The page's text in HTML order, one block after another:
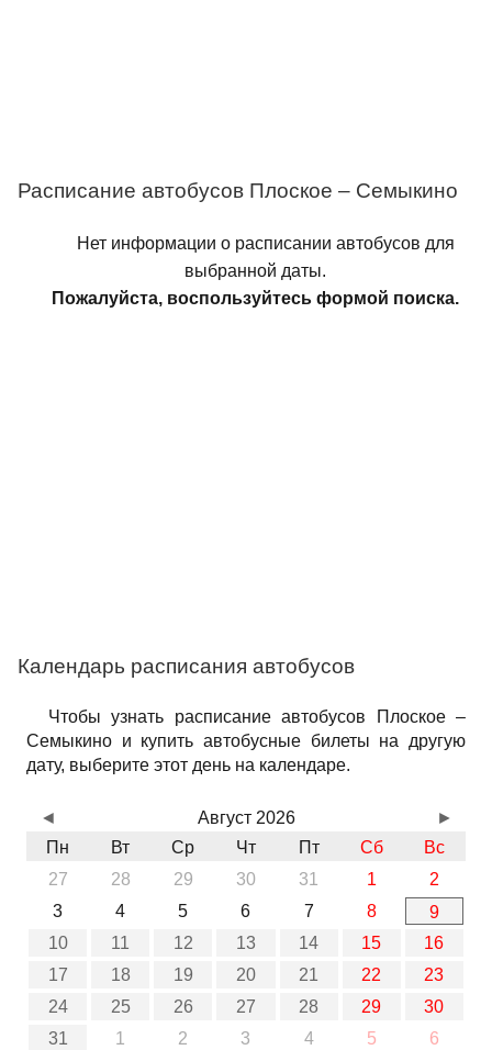
Расписание автобусов Плоское – Семыкино
Нет информации о расписании автобусов для
выбранной даты.
Пожалуйста, воспользуйтесь формой поиска.
Календарь расписания автобусов
Чтобы узнать расписание автобусов Плоское –
Семыкино и купить автобусные билеты на другую
дату, выберите этот день на календаре.
Август 2026
Пн
Вт Ср Чт Пт Сб
Вс
27
28 29 30 31 1
2
3
4 5 6 7 8
9
10
11 12 13 14 15
16
17
18 19 20 21 22
23
24
25 26 27 28 29
30
31
1 2 3 4 5 6
◄ ►